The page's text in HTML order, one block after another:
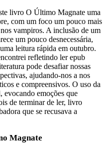
livro O Último Magnate uma
com um foco um pouco mais
vampiros. A inclusão de um
um pouco desnecessária,
leitura rápida em outubro.
refletindo ler epub
pode desafiar nossas
ajudando-nos a nos
e compreensivos. O uso da
emoções que
de terminar de ler, livro
que se recusava a
Magnate